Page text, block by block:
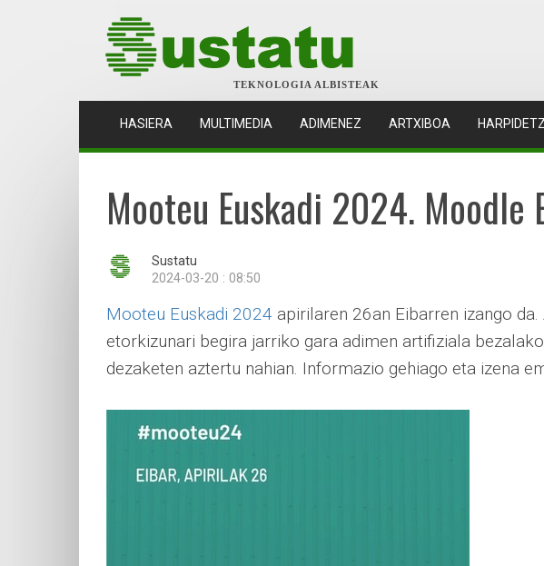
TEKNOLOGIA ALBISTEAK
HASIERA (CURRENT)
MULTIMEDIA ADIMENEZ ARTXIBOA
Mooteu Euskadi 2024. Moodle
Sustatu
2024-03-20 : 08:50
Mooteu Euskadi 2024 apirilaren 26an Eibarren izango
etorkizunari begira jarriko gara adimen artifiziala
dezaketen aztertu nahian. Informazio gehiago eta izena